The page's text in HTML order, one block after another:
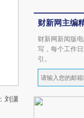
刘潇
财新网主编
财新网新闻版
写，每个工作
引。